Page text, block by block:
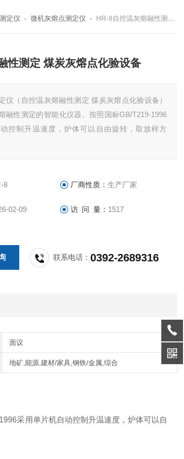
定仪 -微机灰熔点测定仪 - HR-8自控温灰熔融性测定 煤炭灰熔点化验设备
性测定 煤炭灰熔点化验设备
仪（自控温灰熔融性测定 煤炭灰熔点化验设备）
融性测定的智能化仪器。按照国标GB/T219-1996
控制升温速度，炉体可以自由旋转，取放样方
8 厂商性质： 生产厂家
02-09 访 问 量： 1517
联系电话：0392-2689316
面议
地矿,能源,建材/家具,钢铁/金属,综合
采用单片机自动控制升温速度，炉体可以自